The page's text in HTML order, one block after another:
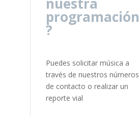
nuestra
programación
?
Puedes solicitar música a
través de nuestros números
de contacto o realizar un
reporte vial